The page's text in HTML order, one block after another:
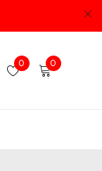
0 0